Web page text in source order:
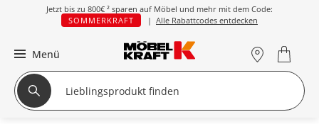
Jetzt bis zu 800€ ² sparen auf Möbel und mehr mit dem Code:
SOMMERKRAFT
| Alle Rabattcodes entdecken
Menü